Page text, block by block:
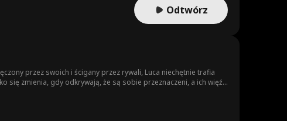
Odtwórz
przez swoich i ścigany przez rywali, Luca niechętnie trafia
zmienia, gdy odkrywają, że są sobie przeznaczeni, a ich więź